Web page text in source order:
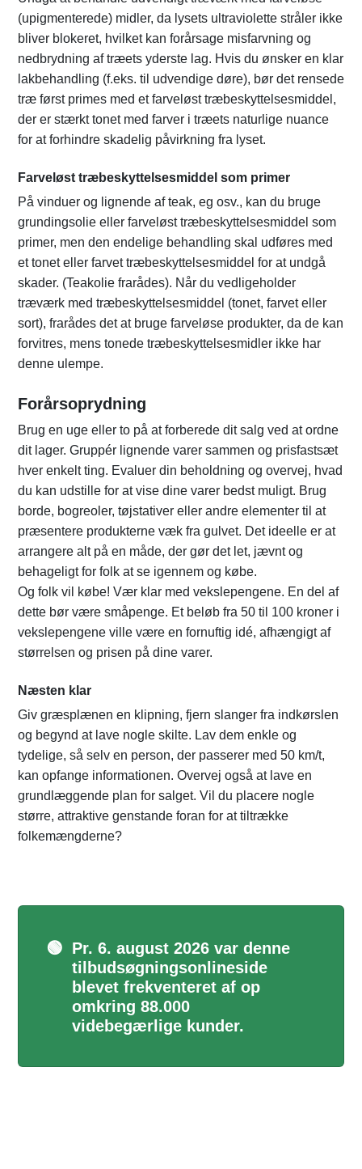
(upigmenterede) midler, da lysets ultraviolette stråler ikke
bliver blokeret, hvilket kan forårsage misfarvning og
nedbrydning af træets yderste lag. Hvis du ønsker en klar
lakbehandling (f.eks. til udvendige døre), bør det rensede
træ først primes med et farveløst træbeskyttelsesmiddel,
der er stærkt tonet med farver i træets naturlige nuance
for at forhindre skadelig påvirkning fra lyset.
Farveløst træbeskyttelsesmiddel som primer
På vinduer og lignende af teak, eg osv., kan du bruge
grundingsolie eller farveløst træbeskyttelsesmiddel som
primer, men den endelige behandling skal udføres med
et tonet eller farvet træbeskyttelsesmiddel for at undgå
skader. (Teakolie frarådes). Når du vedligeholder
træværk med træbeskyttelsesmiddel (tonet, farvet eller
sort), frarådes det at bruge farveløse produkter, da de kan
forvitres, mens tonede træbeskyttelsesmidler ikke har
denne ulempe.
Forårsoprydning
Brug en uge eller to på at forberede dit salg ved at ordne
dit lager. Gruppér lignende varer sammen og prisfastsæt
hver enkelt ting. Evaluer din beholdning og overvej, hvad
du kan udstille for at vise dine varer bedst muligt. Brug
borde, bogreoler, tøjstativer eller andre elementer til at
præsentere produkterne væk fra gulvet. Det ideelle er at
arrangere alt på en måde, der gør det let, jævnt og
behageligt for folk at se igennem og købe.
Og folk vil købe! Vær klar med vekslepengene. En del af
dette bør være småpenge. Et beløb fra 50 til 100 kroner i
vekslepengene ville være en fornuftig idé, afhængigt af
størrelsen og prisen på dine varer.
Næsten klar
Giv græsplænen en klipning, fjern slanger fra indkørslen
og begynd at lave nogle skilte. Lav dem enkle og
tydelige, så selv en person, der passerer med 50 km/t,
kan opfange informationen. Overvej også at lave en
grundlæggende plan for salget. Vil du placere nogle
større, attraktive genstande foran for at tiltrække
folkemængderne?
🟢 Pr. 6. august 2026 var denne
tilbudsøgningsonlineside
blevet frekventeret af op
omkring 88.000
videbegærlige kunder.